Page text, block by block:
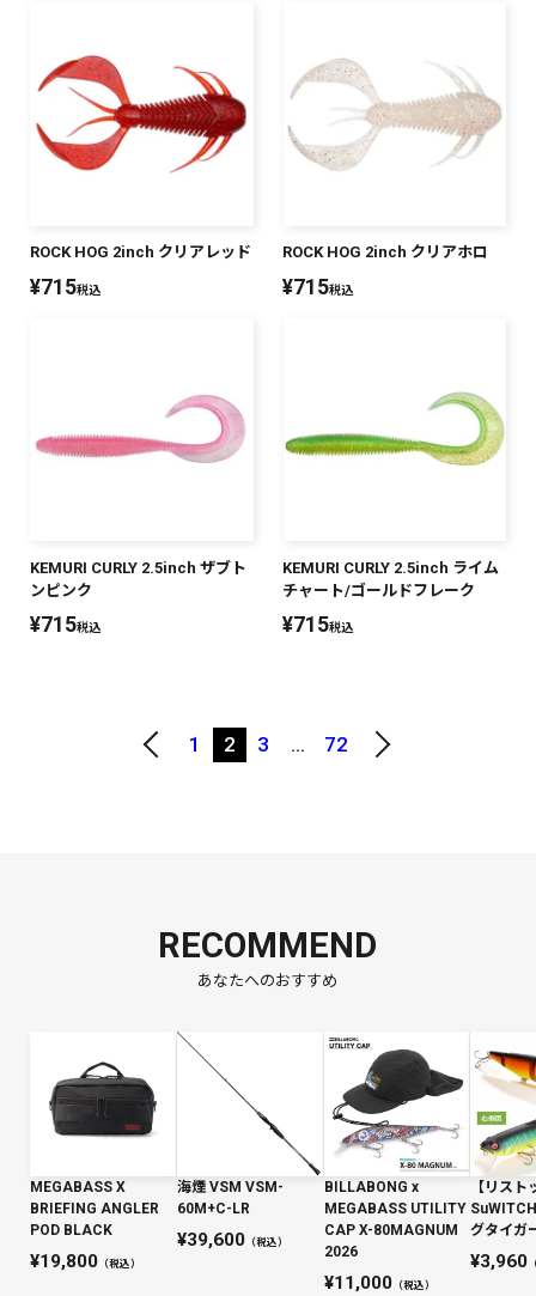
ROCK HOG 2inch クリアレッド
¥715税込
ROCK HOG 2inch クリアホロ
¥715税込
KEMURI CURLY 2.5inch ザブト
ンピンク
¥715税込
KEMURI CURLY 2.5inch ライム
チャート/ゴールドフレーク
¥715税込
1 2 3 … 72
RECOMMEND
あなたへのおすすめ
MEGABASS X
BRIEFING ANGLER
POD BLACK
19,800 （税込）
海煙 VSM VSM-
60M+C-LR
39,600（税込）
BILLABONG x
MEGABASS UTILITY
CAP X-80MAGNUM
2026
11,000（税込）
【リスト
グタイガ
3,960